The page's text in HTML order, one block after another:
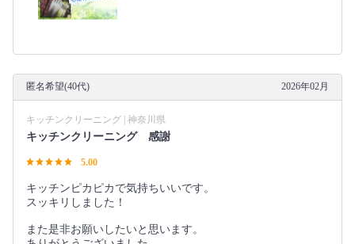
匿名希望(40代) 2026年02月
キッチンクリーニング | 神奈川県
キッチンクリーニング 感謝
5.00
キッチンピカピカで気持ちいいです。
スッキリしました！
また是非お願いしたいと思います。